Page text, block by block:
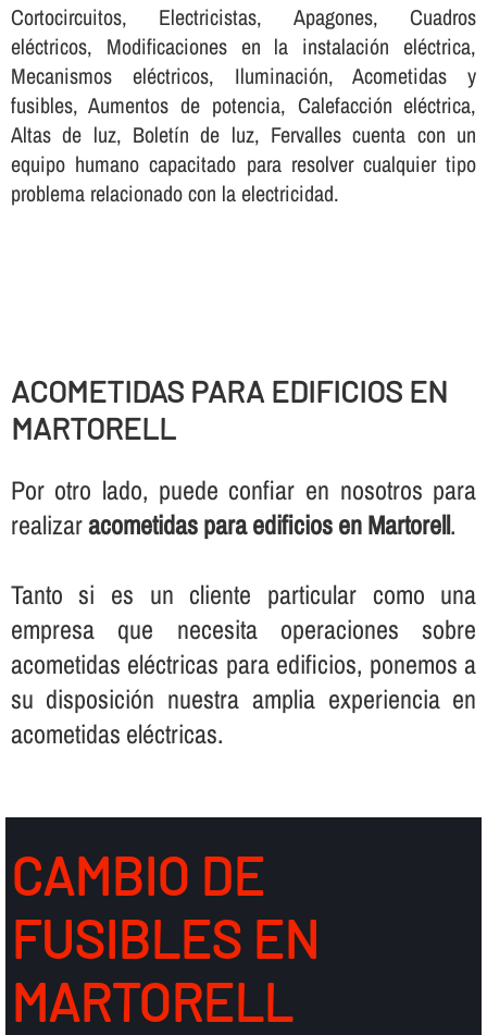
Cortocircuitos, Electricistas, Apagones, Cuadros
eléctricos, Modificaciones en la instalación eléctrica,
Mecanismos eléctricos, Iluminación, Acometidas y
fusibles, Aumentos de potencia, Calefacción eléctrica,
Altas de luz, Boletí­n de luz, Fervalles cuenta con un
equipo humano capacitado para resolver cualquier tipo
problema relacionado con la electricidad.
ACOMETIDAS PARA EDIFICIOS EN
MARTORELL
Por otro lado, puede confiar en nosotros para
realizaracometidas para edificios en Martorell.
Tanto si es un cliente particular como una
empresa que necesita operaciones sobre
acometidas eléctricas para edificios, ponemos a
su disposición nuestra amplia experiencia en
acometidas eléctricas.
CAMBIO DE
FUSIBLES EN
MARTORELL